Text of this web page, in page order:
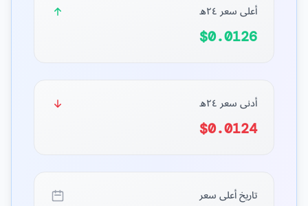
أعلى سعر ٢٤ه
$0.0126
أدنى سعر ٢٤ه
$0.0124
تاريخ أعلى سعر